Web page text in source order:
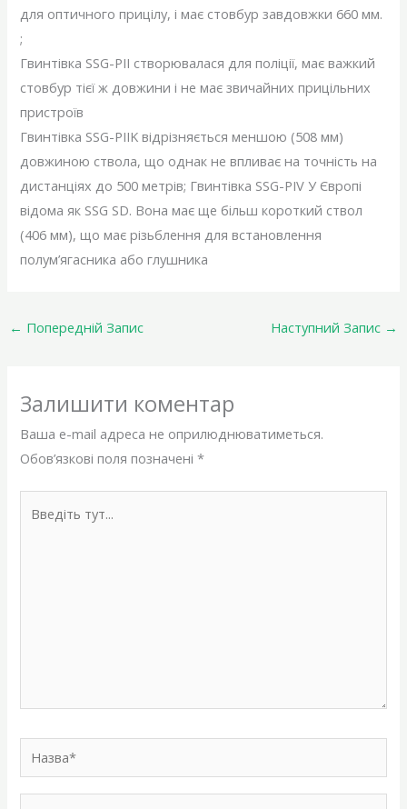
для оптичного прицілу, і має стовбур завдовжки 660 мм.
;
Гвинтівка SSG-PII створювалася для поліції, має важкий
стовбур тієї ж довжини і не має звичайних прицільних
пристроїв
Гвинтівка SSG-PIIK відрізняється меншою (508 мм)
довжиною ствола, що однак не впливає на точність на
дистанціях до 500 метрів; Гвинтівка SSG-PIV У Європі
відома як SSG SD. Вона має ще більш короткий ствол
(406 мм), що має різьблення для встановлення
полум’ягасника або глушника
← Попередній Запис Наступний Запис →
Залишити коментар
Ваша e-mail адреса не оприлюднюватиметься.
Обов’язкові поля позначені*